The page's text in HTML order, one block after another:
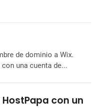
de dominio a Wix.
una cuenta de...
con un